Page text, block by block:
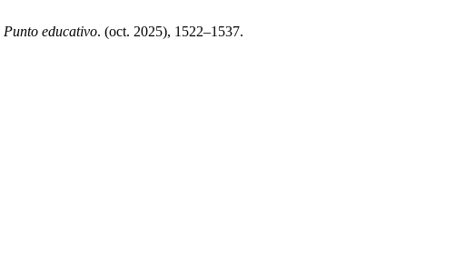
Punto educativo. (oct. 2025), 1522–1537.